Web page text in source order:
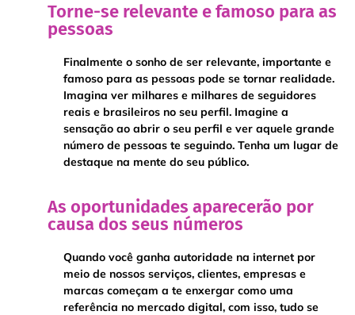
​​Torne-se relevante e famoso para as
pessoas
Finalmente o sonho de ser relevante, importante e
famoso para as pessoas pode se tornar realidade.
Imagina ver milhares e milhares de seguidores
reais e brasileiros no seu perfil. Imagine a
sensação ao abrir o seu perfil e ver aquele grande
número de pessoas te seguindo. Tenha um lugar de
destaque na mente do seu público.
As oportunidades aparecerão por
causa dos seus números
Quando você ganha autoridade na internet por
meio de nossos serviços, clientes, empresas e
marcas começam a te enxergar como uma
referência no mercado digital, com isso, tudo se